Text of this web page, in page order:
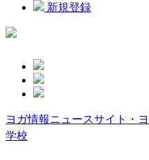
新規登録
ヨガ情報ニュースサイト・
学校